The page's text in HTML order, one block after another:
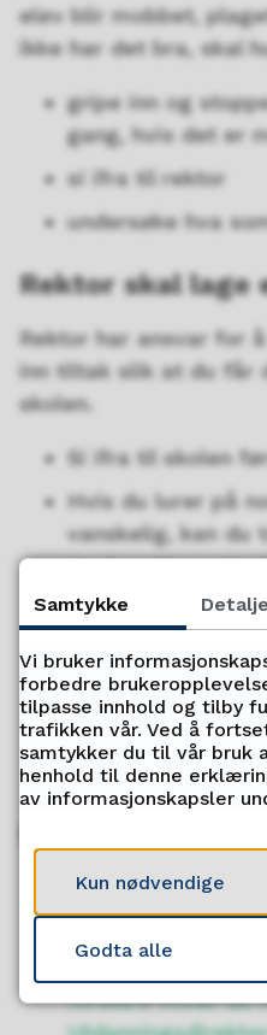
elev blir mobbet,
ikke har det bra, skal
gripe inn og
gang, hvis det er
si ifra til rektor
undersøke hva
Rektor skal lage
Rektor har ansvar for
inn tiltak slik at du får
skolen.
Si ifra til skolen
Hvis du lurer på
vanskelig, kan du
med
Si ifra til
trenger:
Finnmark
. Det
du sa ifra til
statsforvalteren.
Krav til elevenes
av opplæringslova
foreldre finner du
Samtykke
Vi bruker
forbedre
tilpasse innhold og tilby
trafikken vår. Ved å
samtykker du til vår bruk
henhold til denne
av informasjonskapsler
Kun nødvendige
Godta alle